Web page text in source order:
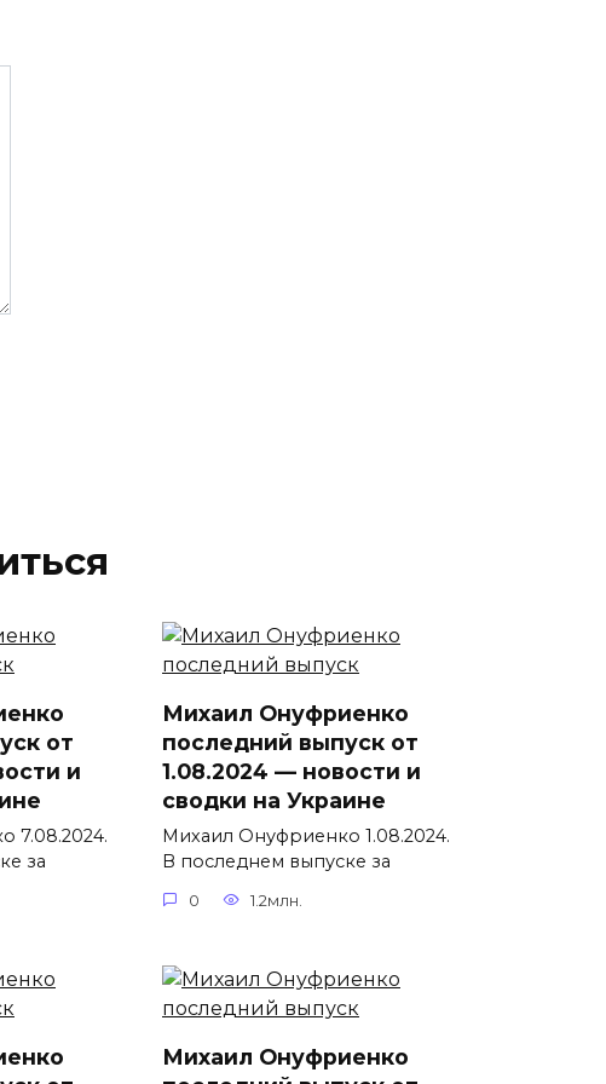
от
и
7.08.2024.
за
Михаил Онуфриенко
последний выпуск от
1.08.2024 — новости и
сводки на Украине
Михаил Онуфриенко 1.08.2024.
В последнем выпуске за
0 1.2млн.
Михаил Онуфриенко